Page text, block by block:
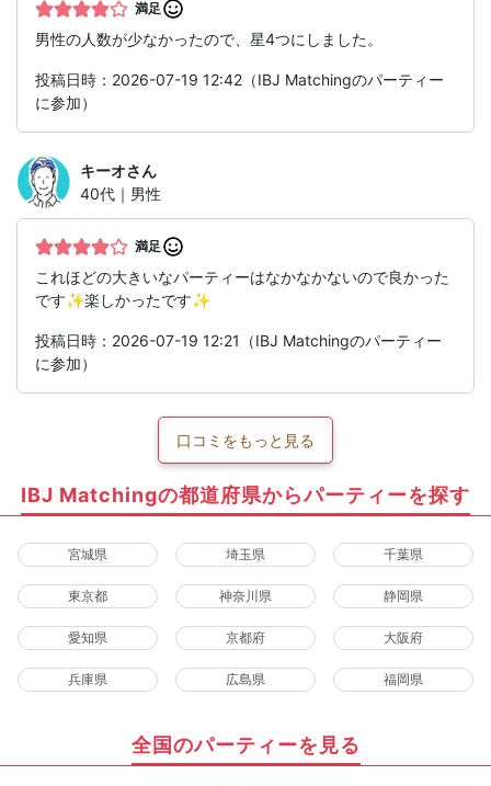
満足
男性の人数が少なかったので、星4つにしました。
投稿日時：2026-07-19 12:42（IBJ Matchingのパーティー
に参加）
キーオさん
40代｜男性
満足
これほどの大きいなパーティーはなかなかないので良かった
です✨楽しかったです✨
投稿日時：2026-07-19 12:21（IBJ Matchingのパーティー
に参加）
口コミをもっと見る
IBJ Matchingの都道府県からパーティーを探す
宮城県 埼玉県 千葉県
東京都 神奈川県 静岡県
愛知県 京都府 大阪府
兵庫県 広島県 福岡県
全国のパーティーを見る